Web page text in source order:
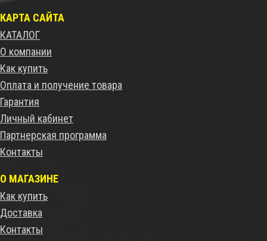
КАРТА САЙТА
КАТАЛОГ
О компании
Как купить
Оплата и получение товара
Гарантия
Личный кабинет
Партнерская программа
Контакты
О МАГАЗИНЕ
Как купить
Доставка
Контакты